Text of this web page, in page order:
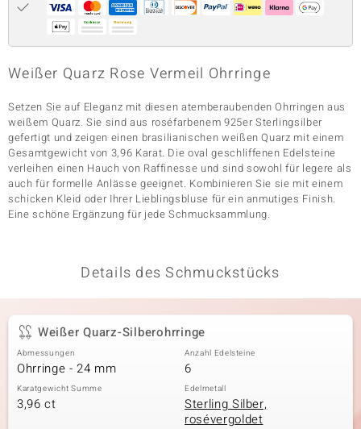
Classics
Weißer Quarz Rose Vermeil Ohrringe
Setzen Sie auf Eleganz mit diesen atemberaubenden Ohrringen aus
weißem Quarz. Sie sind aus roséfarbenem 925er Sterlingsilber
gefertigt und zeigen einen brasilianischen weißen Quarz mit einem
Gesamtgewicht von 3,96 Karat. Die oval geschliffenen Edelsteine
verleihen einen Hauch von Raffinesse und sind sowohl für legere als
auch für formelle Anlässe geeignet. Kombinieren Sie sie mit einem
schicken Kleid oder Ihrer Lieblingsbluse für ein anmutiges Finish.
Eine schöne Ergänzung für jede Schmucksammlung.
Details des Schmuckstücks
Weißer Quarz-Silberohrringe
Abmessungen
Ohrringe - 24 mm
Anzahl Edelsteine
6
Karatgewicht Summe
3,96 ct
Edelmetall
Sterling Silber,
rosévergoldet